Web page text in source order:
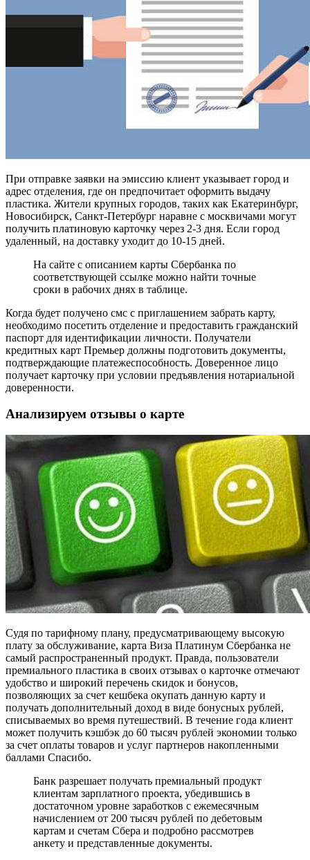
При отправке заявки на эмиссию клиент указывает город и
адрес отделения, где он предпочитает оформить выдачу
пластика. Жители крупных городов, таких как Екатеринбург,
Новосибирск, Санкт-Петербург наравне с москвичами могут
получить платиновую карточку через 2-3 дня. Если город
удаленный, на доставку уходит до 10-15 дней.
На сайте с описанием карты Сбербанка по
соответствующей ссылке можно найти точные
сроки в рабочих днях в таблице.
Когда будет получено смс с приглашением забрать карту,
необходимо посетить отделение и предоставить гражданский
паспорт для идентификации личности. Получатели
кредитных карт Премьер должны подготовить документы,
подтверждающие платежеспособность. Доверенное лицо
получает карточку при условии предъявления нотариальной
доверенности.
Анализируем отзывы о карте
Судя по тарифному плану, предусматривающему высокую
плату за обслуживание, карта Виза Платинум Сбербанка не
самый распространенный продукт. Правда, пользователи
премиального пластика в своих отзывах о карточке отмечают
удобство и широкий перечень скидок и бонусов,
позволяющих за счет кешбека окупать данную карту и
получать дополнительный доход в виде бонусных рублей,
списываемых во время путешествий. В течение года клиент
может получить кэшбэк до 60 тысяч рублей экономии только
за счет оплаты товаров и услуг партнеров накопленными
баллами Спасибо.
Банк разрешает получать премиальный продукт
клиентам зарплатного проекта, убедившись в
достаточном уровне заработков с ежемесячным
начислением от 200 тысяч рублей по дебетовым
картам и счетам Сбера и подробно рассмотрев
анкету и представленные документы.